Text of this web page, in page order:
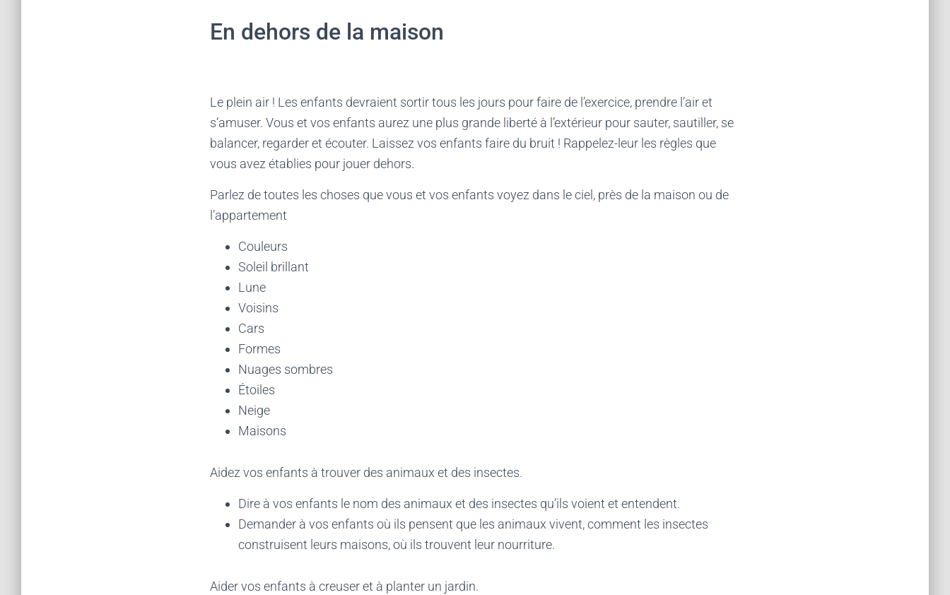
En dehors de la maison
Le plein air ! Les enfants devraient sortir tous les jours pour faire de l’exercice, prendre l’air et
s’amuser. Vous et vos enfants aurez une plus grande liberté à l’extérieur pour sauter, sautiller, se
balancer, regarder et écouter. Laissez vos enfants faire du bruit ! Rappelez-leur les règles que
vous avez établies pour jouer dehors.
Parlez de toutes les choses que vous et vos enfants voyez dans le ciel, près de la maison ou de
l’appartement
Couleurs
Soleil brillant
Lune
Voisins
Cars
Formes
Nuages sombres
Étoiles
Neige
Maisons
Aidez vos enfants à trouver des animaux et des insectes.
Dire à vos enfants le nom des animaux et des insectes qu’ils voient et entendent.
Demander à vos enfants où ils pensent que les animaux vivent, comment les insectes
construisent leurs maisons, où ils trouvent leur nourriture.
Aider vos enfants à creuser et à planter un jardin.